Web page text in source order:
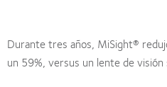
Durante tres años, MiSight®
un 59%, versus un lente de